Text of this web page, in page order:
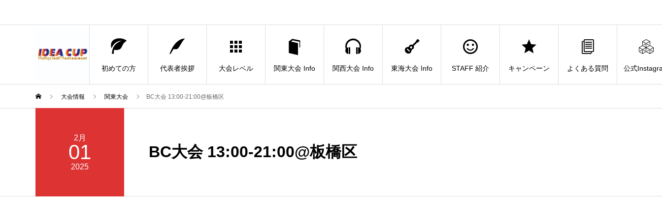
初めての方 代表者挨拶 大会レベル 関東大会 Info 関西大会 Info 東海大会 Info STAFF 紹介 キャンペーン よくある質問 公式
大会情報 関東大会 BC大会 13:00-21:00@板橋区
2月
01
2025
BC大会 13:00-21:00@板橋区